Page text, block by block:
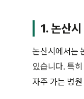
1. 논산
논산시에서는
있습니다. 특
자주 가는 병